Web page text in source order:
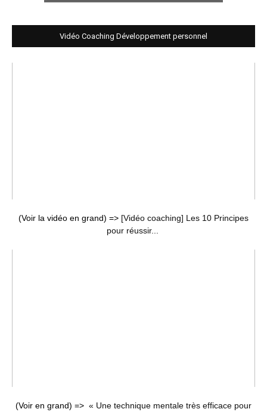
Vidéo Coaching Développement personnel
(Voir la vidéo en grand) => [Vidéo coaching] Les 10 Principes
pour réussir...
(Voir en grand) => « Une technique mentale très efficace pour